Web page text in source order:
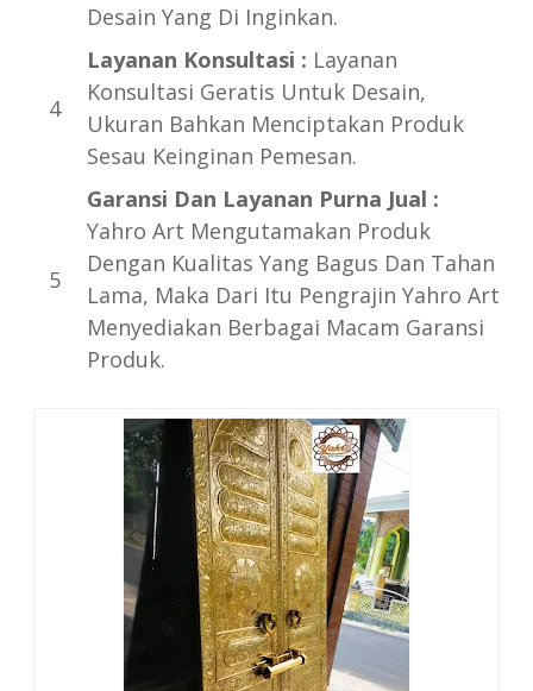
Desain Yang Di Inginkan.
Layanan Konsultasi : Layanan
Konsultasi Geratis Untuk Desain,
Ukuran Bahkan Menciptakan Produk
Sesau Keinginan Pemesan.
Garansi Dan Layanan Purna Jual :
Yahro Art Mengutamakan Produk
Dengan Kualitas Yang Bagus Dan Tahan
Lama, Maka Dari Itu Pengrajin Yahro Art
Menyediakan Berbagai Macam Garansi
Produk.